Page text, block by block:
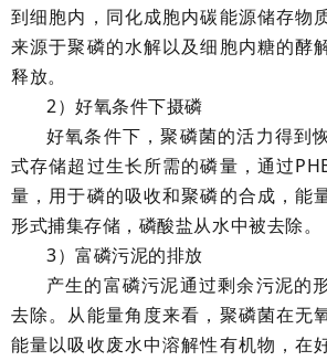
到细胞内，同化成胞内碳能源储存物
来源于聚磷的水解以及细胞内糖的酵
释放。
2）好氧条件下摄磷
好氧条件下，聚磷菌的活力得到
式存储超过生长所需的磷量，通过
量，用于磷的吸收和聚磷的合成，能
形式捕集存储，磷酸盐从水中被去除。
3）富磷污泥的排放
产生的富磷污泥通过剩余污泥的
去除。从能量角度来看，聚磷菌在无
能量以吸收废水中溶解性有机物，在